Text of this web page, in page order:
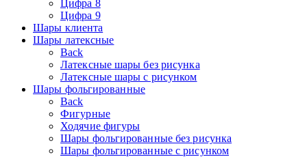
Цифра 8
Цифра 9
Шары клиента
Шары латексные
Back
Латексные шары без рисунка
Латексные шары с рисунком
Шары фольгированные
Back
Фигурные
Ходячие фигуры
Шары фольгированные без рисунка
Шары фольгированные с рисунком